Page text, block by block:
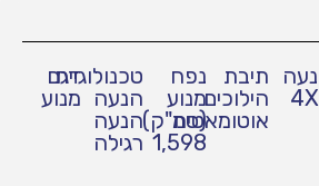
תיבת
הילוכים
אוטומאטית
נפח
מנוע
(סמ"ק)
1,598
טכנולוגיית
הנעה
הנעה
רגילה
דגם
מנוע